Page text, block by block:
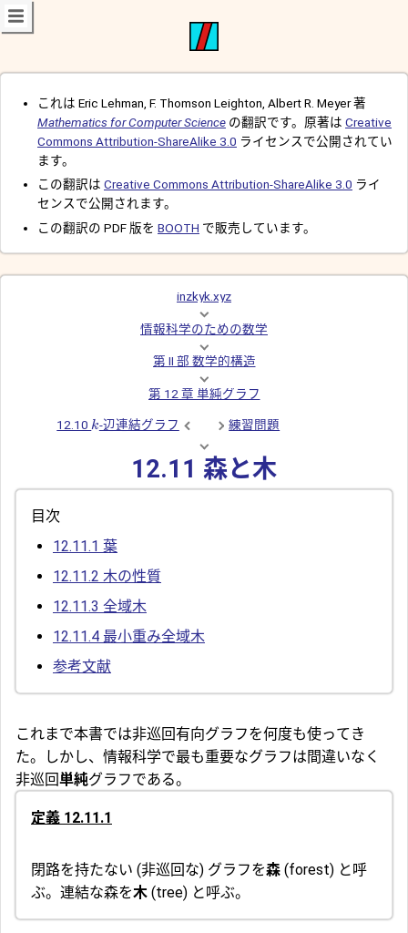
これは Eric Lehman, F. Thomson Leighton, Albert R. Meyer 著
Mathematics for Computer Science の翻訳です。原著は Creative
Commons Attribution-ShareAlike 3.0 ライセンスで公開されてい
ます。
この翻訳は Creative Commons Attribution-ShareAlike 3.0 ライ
センスで公開されます。
この翻訳の PDF 版を BOOTH で販売しています。
inzkyk.xyz
情報科学のための数学
第 II 部 数学的構造
第 12 章 単純グラフ
12.10 k-辺連結グラフ 練習問題
12.11 森と木
目次
12.11.1 葉
12.11.2 木の性質
12.11.3 全域木
12.11.4 最小重み全域木
参考文献
これまで本書では非巡回有向グラフを何度も使ってき
た。しかし、情報科学で最も重要なグラフは間違いなく
非巡回単純グラフである。
定義 12.11.1
閉路を持たない (非巡回 な) グラフを森 (forest) と呼
ぶ。連結な森を木 (tree) と呼ぶ。